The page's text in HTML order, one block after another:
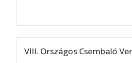
VIII. Országos Csembaló